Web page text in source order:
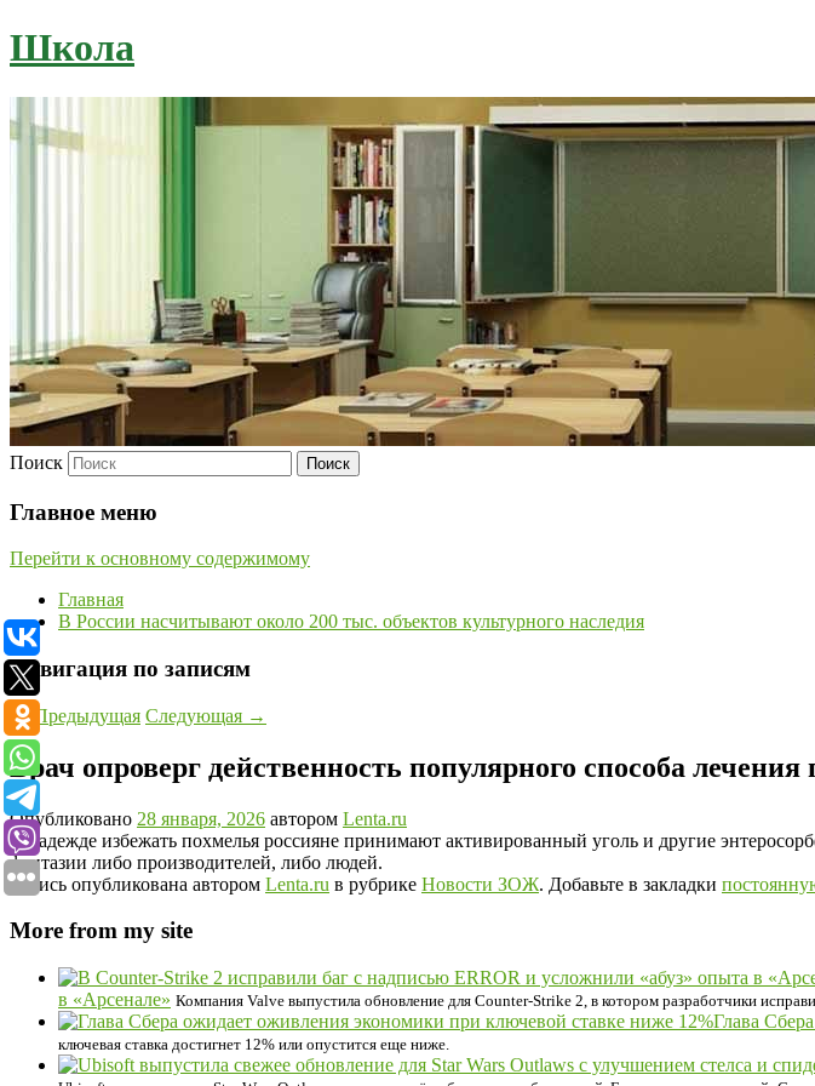
Школа
Поиск
Главное меню
Перейти к основному содержимому
Главная
В России насчитывают около 200 тыс. объектов культурного наследия
Навигация по записям
←Предыдущая Следующая →
Врач опроверг действенность популярного способа лечения
Опубликовано 28 января, 2026 автором Lenta.ru
В надежде избежать похмелья россияне принимают активированный уголь и другие
фантазии либо производителей, либо людей.
Запись опубликована автором Lenta.ru в рубрике Новости ЗОЖ. Добавьте в закладки
More from my site
в «Арсенале» Компания Valve выпустила обновление для Counter-Strike 2, в котором разработчики
Глава
ключевая ставка достигнет 12% или опустится еще ниже.